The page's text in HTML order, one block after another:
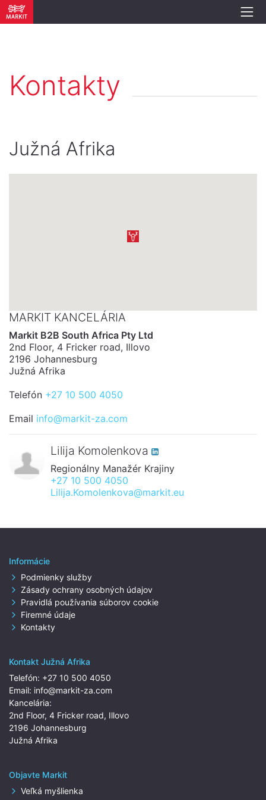
Kontakty
Južná Afrika
MARKIT KANCELÁRIA
Markit B2B South Africa Pty Ltd
2nd Floor, 4 Fricker road, Illovo
2196 Johannesburg
Južná Afrika
Telefón +27 10 500 4050
Email info@markit-za.com
Lilija Komolenkova
Regionálny Manažér Krajiny
+27 10 500 4050
Lilija.Komolenkova@markit.eu
Informácie
Podmienky služby
Zásady ochrany osobných údajov
Pravidlá používania súborov cookie
Firemné údaje
Kontakty
Kontakt Južná Afrika
Telefón: +27 10 500 4050
Email: info@markit-za.com
Kancelária:
2nd Floor, 4 Fricker road, Illovo
2196 Johannesburg
Južná Afrika
Objavte Markit
Veľká myšlienka